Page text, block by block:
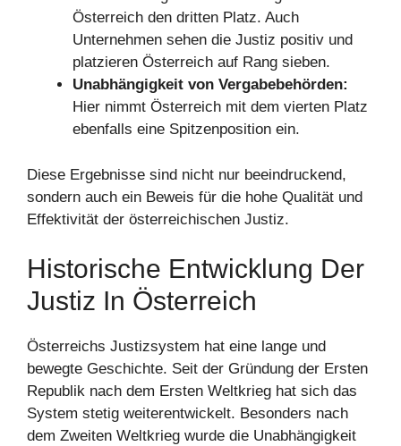
Österreich den dritten Platz. Auch
Unternehmen sehen die Justiz positiv und
platzieren Österreich auf Rang sieben.
Unabhängigkeit von Vergabebehörden:
Hier nimmt Österreich mit dem vierten Platz
ebenfalls eine Spitzenposition ein.
Diese Ergebnisse sind nicht nur beeindruckend,
sondern auch ein Beweis für die hohe Qualität und
Effektivität der österreichischen Justiz.
Historische Entwicklung Der
Justiz In Österreich
Österreichs Justizsystem hat eine lange und
bewegte Geschichte. Seit der Gründung der Ersten
Republik nach dem Ersten Weltkrieg hat sich das
System stetig weiterentwickelt. Besonders nach
dem Zweiten Weltkrieg wurde die Unabhängigkeit